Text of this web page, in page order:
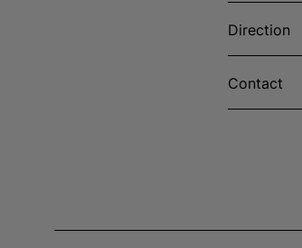
Direction
Contact